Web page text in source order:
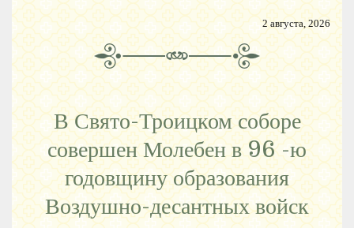
2 августа, 2026
В Свято-Троицком соборе
совершен Молебен в 96 -ю
годовщину образования
Воздушно-десантных войск